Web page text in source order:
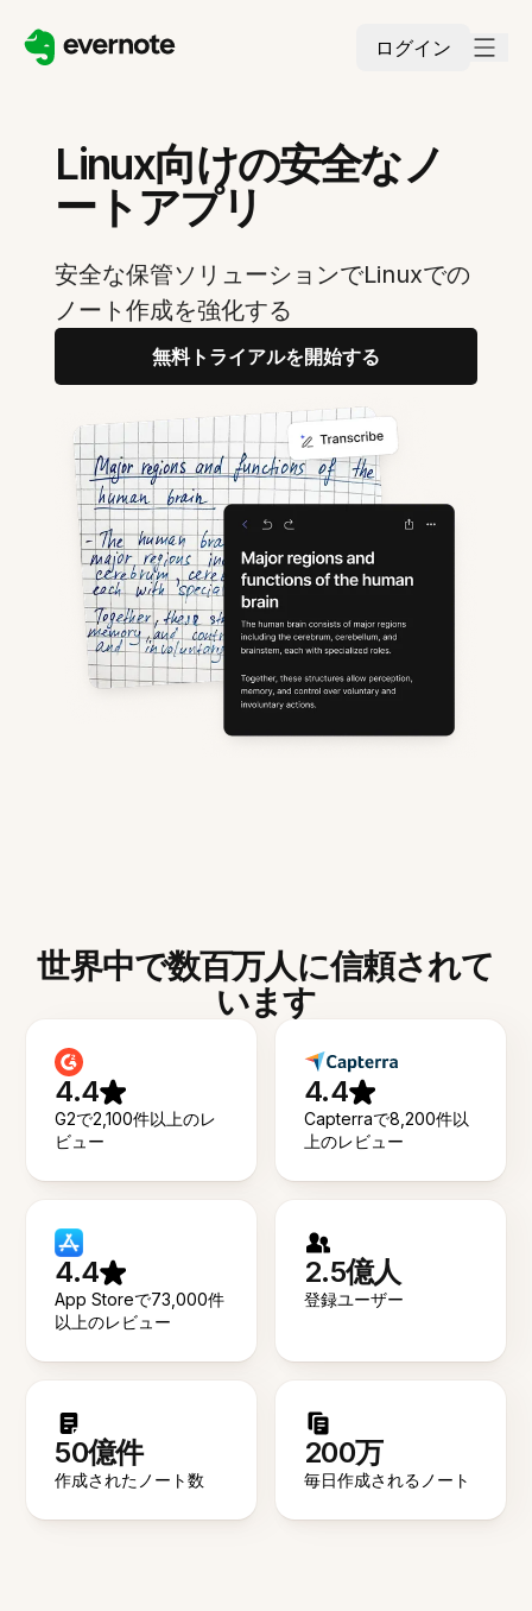
ログイン
Linux向けの安全なノ
ートアプリ
安全な保管ソリューションでLinuxでの
ノート作成を強化する
無料トライアルを開始する
世界中で数百万人に信頼されて
います
4.4
G2で2,100件以上のレ
ビュー
4.4
Capterraで8,200件以
上のレビュー
4.4
App Storeで73,000件
以上のレビュー
2.5億人
登録ユーザー
50億件
作成されたノート数
200万
毎日作成されるノート